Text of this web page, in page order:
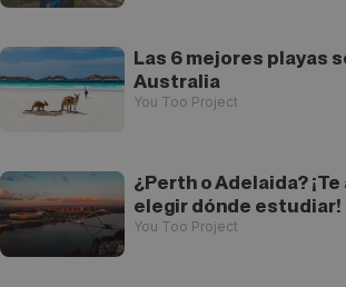
Las 6 mejores playas
Australia
You Too Project
¿Perth o Adelaida?
elegir dónde estudiar!
You Too Project